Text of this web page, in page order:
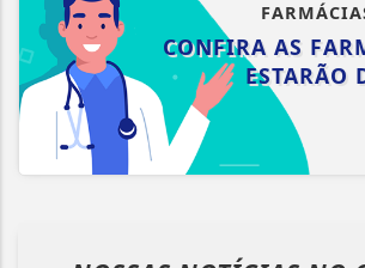
CONFIRA AS
ESTARÃO